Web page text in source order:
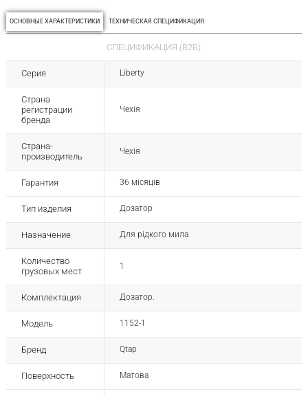
ОСНОВНЫЕ ХАРАКТЕРИСТИКИ ТЕХНИЧЕСКАЯ СПЕЦИФИКАЦИЯ
СПЕЦИФИКАЦИЯ (B2B)
Серия Liberty
Страна
регистрации
бренда
Чехія
Страна-
производитель
Чехія
Гарантия 36 місяців
Тип изделия Дозатор
Назначение Для рідкого мила
Количество
грузовых мест
1
Комплектация Дозатор.
Модель 1152-1
Бренд Qtap
Поверхность Матова